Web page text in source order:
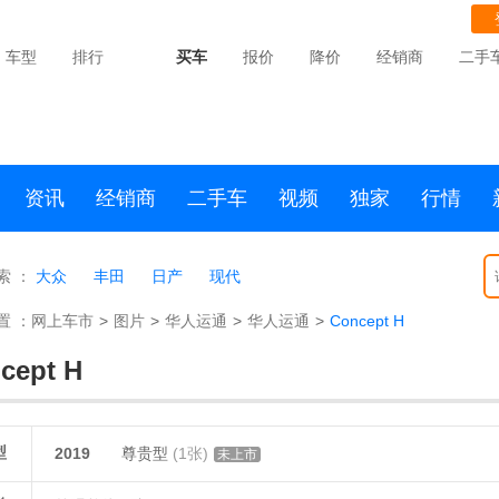
车型 排行 买车 报价 降价 经销商 二手
资讯 经销商 二手车 视频 独家 行情
： 大众 丰田 日产 现代
： 网上车市 > 图片 > 华人运通 > 华人运通 > Concept H
H
2019 尊贵型 (1张) 未上市